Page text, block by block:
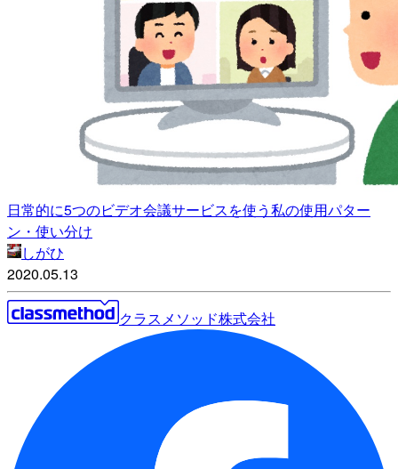
日常的に5つのビデオ会議サービスを使う私の使用パター
ン・使い分け
しがひ
2020.05.13
クラスメソッド株式会社